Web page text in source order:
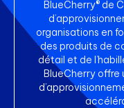
BlueCherry® de
organisations en
des produits de
détail et de
BlueCherry offre